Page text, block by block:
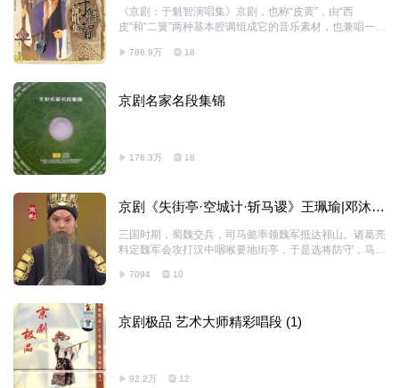
国最早的唱片，即京剧唱片从此诞生。从此，几乎所有的
京剧名家名角都曾被各唱片公司争邀灌片。仅1949年以
段被灌制成唱片。 新中国建立以后，作为当时唯一的国
《京剧：于魁智演唱集》京剧，也称“皮黄”，由“西
皮”和“二簧”两种基本腔调组成它的音乐素材，也兼唱一些
北京，时间是在1840年前后，盛行于20世纪三、四十年
曲的代表。 中国京剧是中国的“国粹”，已有200年历史。
收放自如、高低不限的演唱风格，被誉为“最具票房魅力
788.9万 18
京剧名家名段集锦
176.3万 18
京剧《失街亭·空城计·斩马谡》王珮瑜|邓沐
三国时期，蜀魏交兵，司马懿率领魏军抵达祁山。诸葛亮
料定魏军会攻打汉中咽喉要地街亭，于是选将防守，马谡
将营寨扎在山顶，结果遭到魏军围攻，街亭失守。司马懿
马懿兵临城下，怀疑城中有伏兵，不敢贸然进城，最终率
7094 10
京剧极品 艺术大师精彩唱段 (1)
92.2万 12